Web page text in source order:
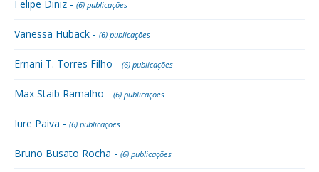
Felipe Diniz - (6) publicações
Vanessa Huback - (6) publicações
Ernani T. Torres Filho - (6) publicações
Max Staib Ramalho - (6) publicações
Iure Paiva - (6) publicações
Bruno Busato Rocha - (6) publicações